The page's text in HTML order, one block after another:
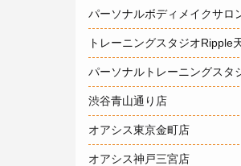
トレーニングスタジオRipple
渋谷青山通り店
オアシス東京金町店
オアシス神戸三宮店